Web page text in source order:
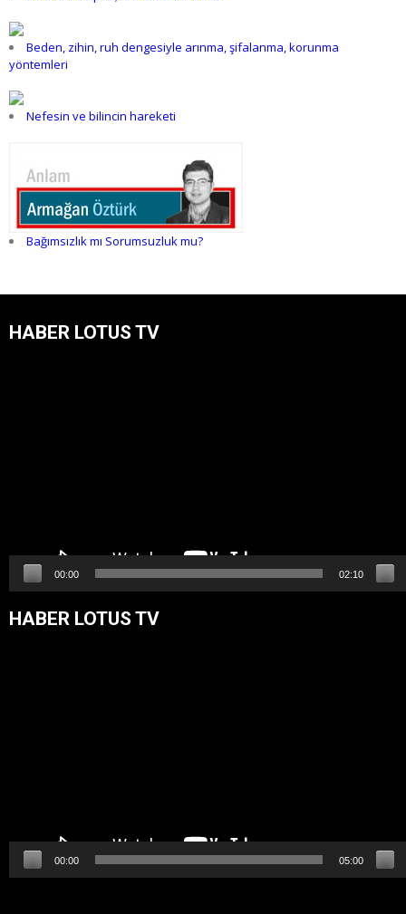
Beden, zihin, ruh dengesiyle arınma, şifalanma, korunma
yöntemleri
Nefesin ve bilincin hareketi
Bağımsızlık mı Sorumsuzluk mu?
HABER LOTUS TV
00:00 02:10
HABER LOTUS TV
00:00 05:00